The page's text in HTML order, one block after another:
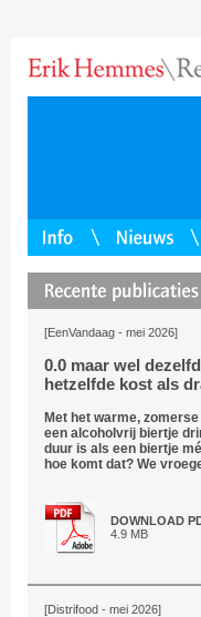
[EenVandaag - mei 2026]
0.0 maar wel
hetzelfde kost als
Met het warme,
een alcoholvrij biertje
duur is als een biertje
hoe komt dat? We
DOWNLOAD
4.9 MB
[Distrifood - mei 2026]